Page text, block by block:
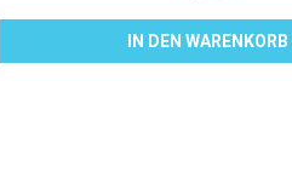
IN DEN WARENKORB